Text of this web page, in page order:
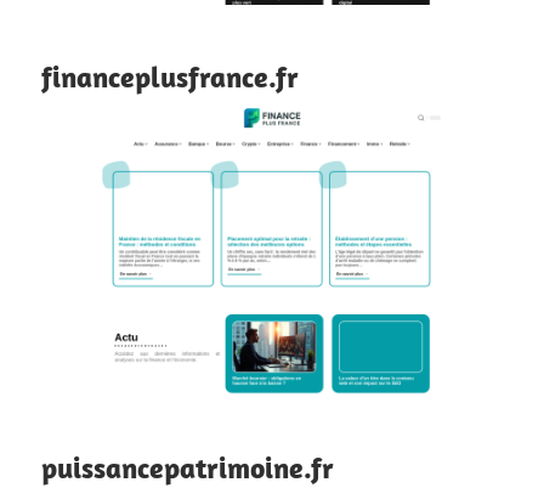
financeplusfrance.fr
puissancepatrimoine.fr